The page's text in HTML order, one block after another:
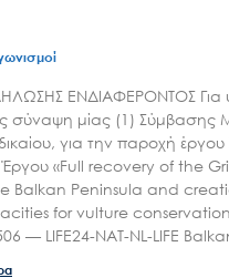
ΕΝΔΙΑΦΕΡΟΝΤΟΣ Για
σύναψη μίας (1) Σύμβασης
για την παροχή έργου
Έργου «Full recovery of the
Balkan Peninsula and
for vulture
— LIFE24-NAT-NL-LIFE